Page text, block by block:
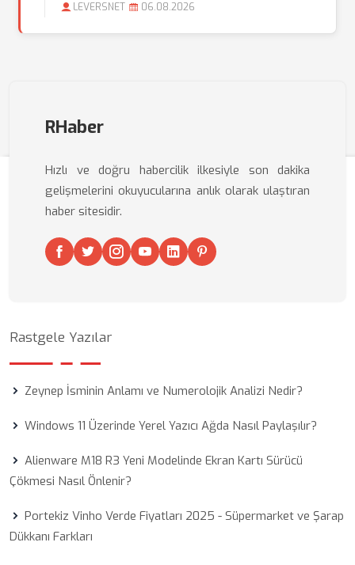
LEVERSNET 06.08.2026
RHaber
Hızlı ve doğru habercilik ilkesiyle son dakika
gelişmelerini okuyucularına anlık olarak ulaştıran
haber sitesidir.
Rastgele Yazılar
Zeynep İsminin Anlamı ve Numerolojik Analizi Nedir?
Windows 11 Üzerinde Yerel Yazıcı Ağda Nasıl Paylaşılır?
Alienware M18 R3 Yeni Modelinde Ekran Kartı Sürücü
Çökmesi Nasıl Önlenir?
Portekiz Vinho Verde Fiyatları 2025 - Süpermarket ve Şarap
Dükkanı Farkları